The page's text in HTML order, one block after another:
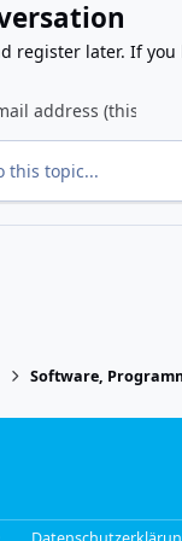
register later. If you
this topic...
Software,